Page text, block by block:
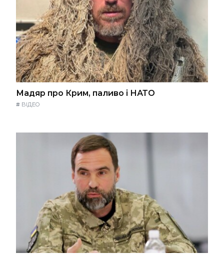
Мадяр про Крим, паливо і НАТО
# ВІДЕО